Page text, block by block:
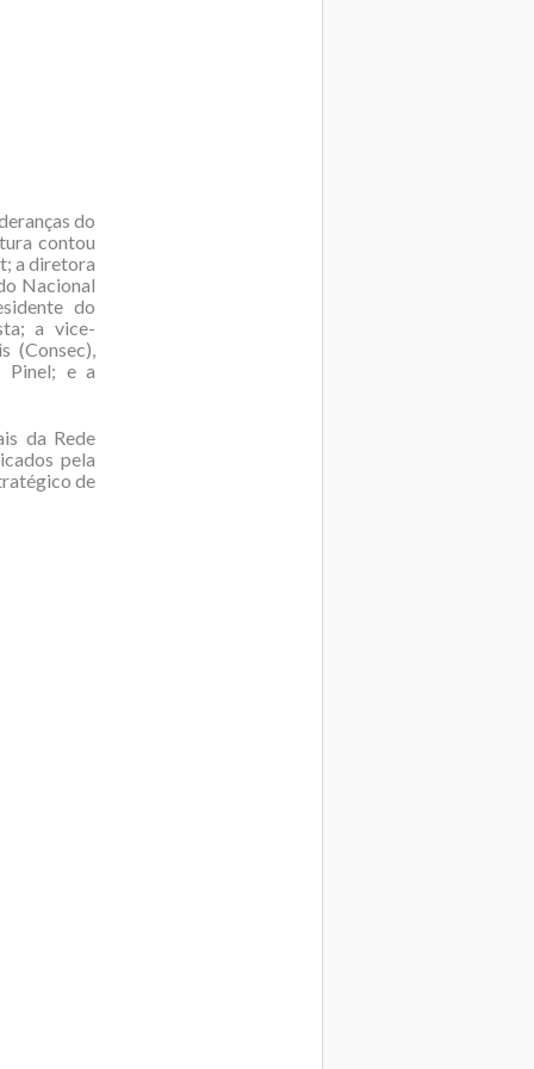
do
contou
a diretora
Nacional
do
a vice-
(Consec),
Pinel; e a
da Rede
pela
de